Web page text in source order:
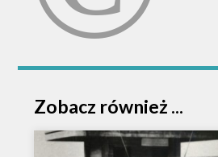
Zobacz również ...